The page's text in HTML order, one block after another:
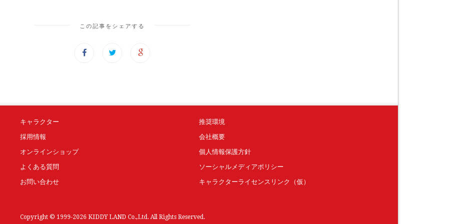
この記事をシェアする
キャラクター
採用情報
オンラインショップ
よくある質問
お問い合わせ
推奨環境
会社概要
個人情報保護方針
ソーシャルメディアポリシー
キャラクターライセンスリンク（仮）
Copyright © 1999-2026 KIDDY LAND Co.,Ltd. All Rights Reserved.